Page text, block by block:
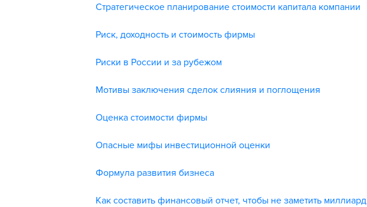
Стратегическое планирование стоимости капитала компании
Риск, доходность и стоимость фирмы
Риски в России и за рубежом
Мотивы заключения сделок слияния и поглощения
Оценка стоимости фирмы
Опасные мифы инвестиционной оценки
Формула развития бизнеса
Как составить финансовый отчет, чтобы не заметить миллиард